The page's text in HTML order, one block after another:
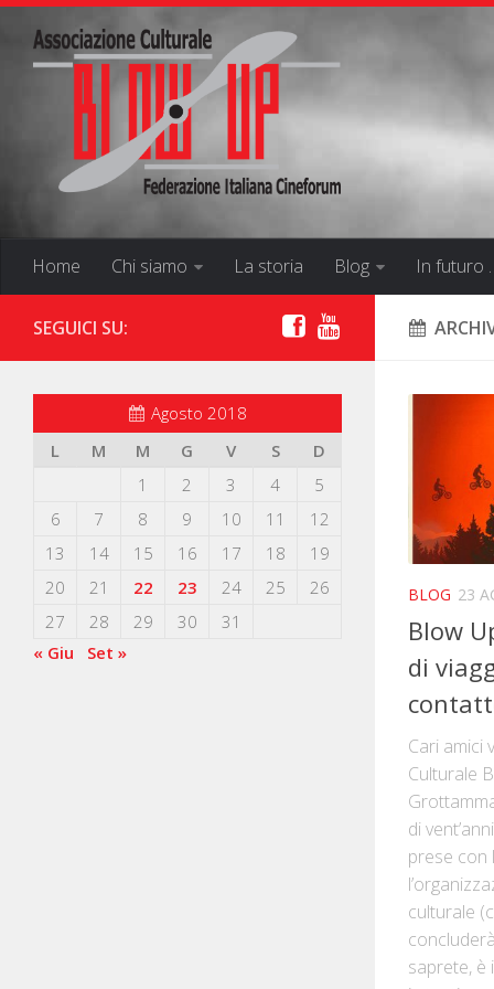
Home Chi siamo La storia Blog In futuro
BLOG 23
Blow
di
Cari amici
Culturale
di
prese con
culturale
saprete, è
SEGUICI SU:
Agosto 2018
L
M M G V S
D
1
2 3 4
5
6
7 8 9 10 11
12
13
14 15 16 17 18
19
20
21 22 23 24 25
26
27
28 29 30
31
« Giu
Set »